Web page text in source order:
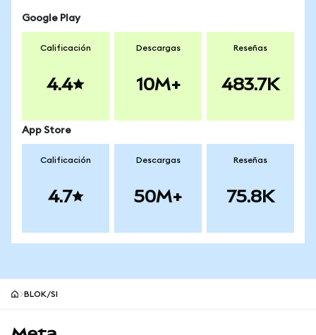
Google Play
Calificación
4.4
Descargas
10M+
Reseñas
483.7K
App Store
Calificación
4.7
Descargas
50M+
Reseñas
75.8K
BLOK/SI